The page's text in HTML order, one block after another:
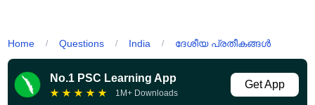
Home / Questions / India / ദേശീയ പ്രതീകങ്ങൾ
No.1 PSC Learning App
★ ★ ★ ★ ★ 1M+ Downloads
Get App